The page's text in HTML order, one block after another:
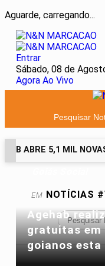
Aguarde, carregando...
Entrar
Sábado, 08 de
Agora Ao Vivo
Pesquisar
ABRE 5,1 MIL
EM NOTÍCIAS
Agehab
gratuitas em
goianos esta